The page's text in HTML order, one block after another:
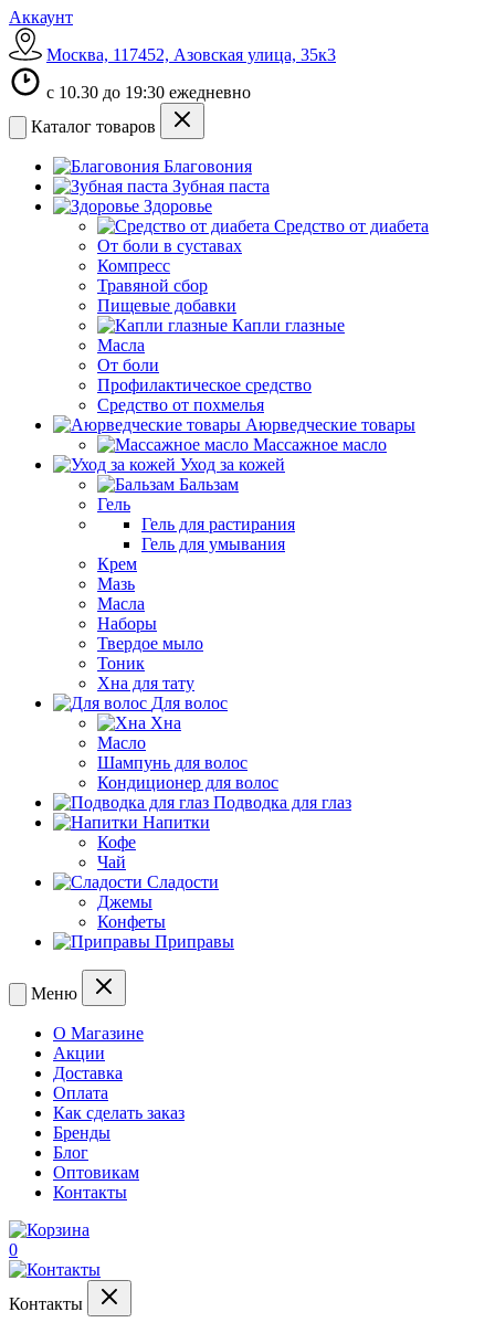
Аккаунт
Москва, 117452, Азовская улица, 35к3
с 10.30 до 19:30 ежедневно
Каталог товаров
Благовония
Зубная паста
Здоровье
Средство от диабета
От боли в суставах
Компресс
Травяной сбор
Пищевые добавки
Капли глазные
Масла
От боли
Профилактическое средство
Средство от похмелья
Аюрведческие товары
Массажное масло
Уход за кожей
Бальзам
Гель
Гель для растирания
Гель для умывания
Крем
Мазь
Масла
Наборы
Твердое мыло
Тоник
Хна для тату
Для волос
Хна
Масло
Шампунь для волос
Кондиционер для волос
Подводка для глаз
Напитки
Кофе
Чай
Сладости
Джемы
Конфеты
Приправы
Меню
О Магазине
Акции
Доставка
Оплата
Как сделать заказ
Бренды
Блог
Оптовикам
Контакты
0
Контакты